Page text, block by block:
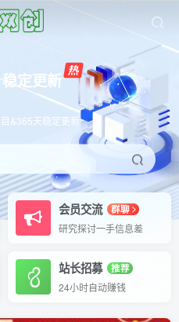
定更新
&365天稳定更新
会员交流
群聊
研究探讨一手信息差
站长招募
推荐
24小时自动赚钱